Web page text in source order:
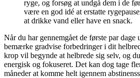
ryge, og forsøg at undgå dem i de
være en god idé at erstatte
at drikke vand eller have en snack.
Når du har gennemgået de første par
bemærke gradvise forbedringer i dit
krop vil begynde at helbrede sig selv, og
energisk og fokuseret. Det kan dog tage
måneder at komme helt igennem